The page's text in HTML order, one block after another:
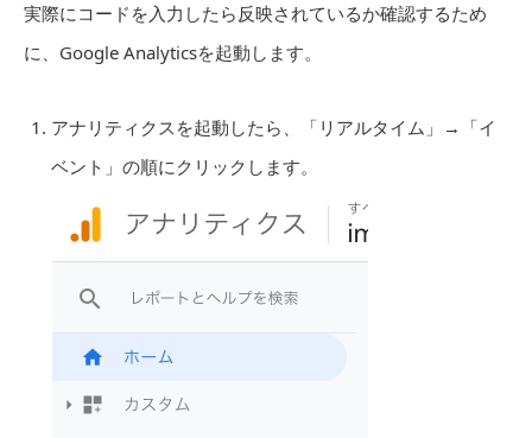
実際にコードを入力したら反映されているか確認するため
に、Google Analyticsを起動します。
アナリティクスを起動したら、「リアルタイム」→「イ
ベント」の順にクリックします。